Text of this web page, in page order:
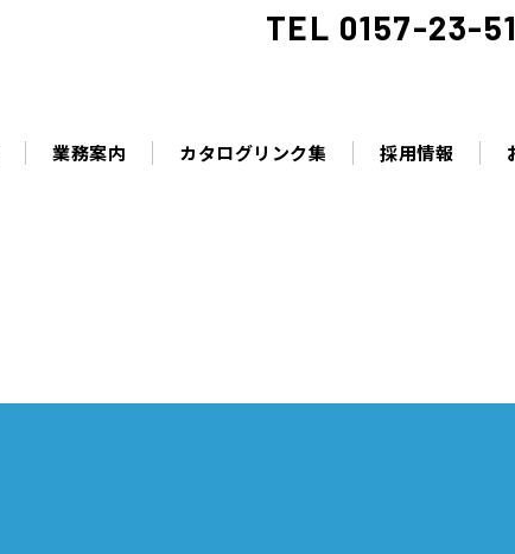
TEL 0157-23-
業務案内 カタログリンク集 採用情報